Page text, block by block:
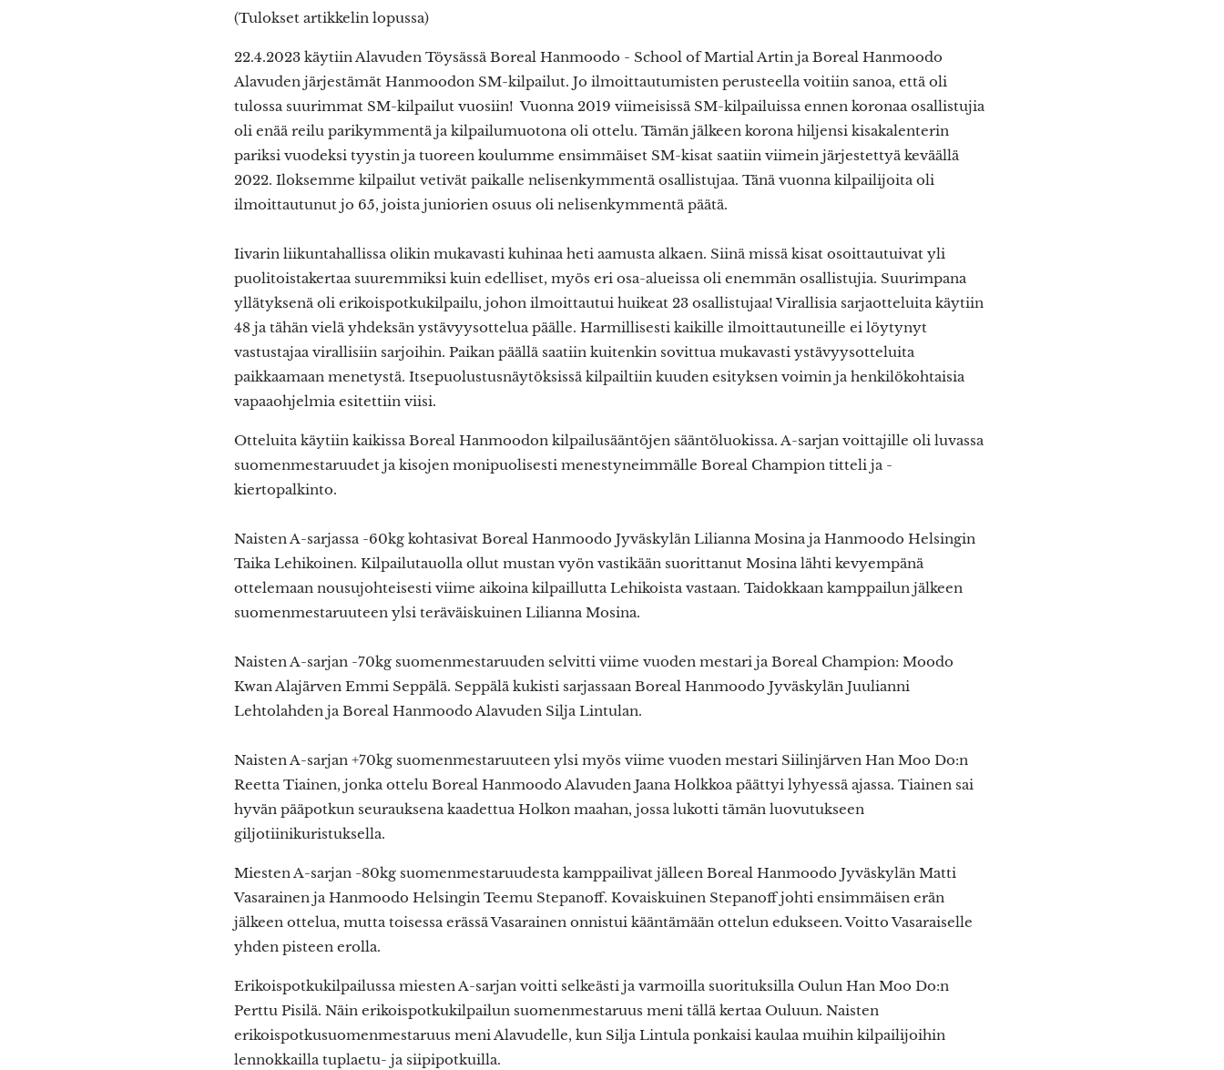
(Tulokset artikkelin lopussa)
22.4.2023 käytiin Alavuden Töysässä Boreal Hanmoodo - School of Martial Artin ja Boreal Hanmoodo
Alavuden järjestämät Hanmoodon SM-kilpailut. Jo ilmoittautumisten perusteella voitiin sanoa, että oli
tulossa suurimmat SM-kilpailut vuosiin! Vuonna 2019 viimeisissä SM-kilpailuissa ennen koronaa osallistujia
oli enää reilu parikymmentä ja kilpailumuotona oli ottelu. Tämän jälkeen korona hiljensi kisakalenterin
pariksi vuodeksi tyystin ja tuoreen koulumme ensimmäiset SM-kisat saatiin viimein järjestettyä keväällä
2022. Iloksemme kilpailut vetivät paikalle nelisenkymmentä osallistujaa. Tänä vuonna kilpailijoita oli
ilmoittautunut jo 65, joista juniorien osuus oli nelisenkymmentä päätä.
Iivarin liikuntahallissa olikin mukavasti kuhinaa heti aamusta alkaen. Siinä missä kisat osoittautuivat yli
puolitoistakertaa suuremmiksi kuin edelliset, myös eri osa-alueissa oli enemmän osallistujia. Suurimpana
yllätyksenä oli erikoispotkukilpailu, johon ilmoittautui huikeat 23 osallistujaa! Virallisia sarjaotteluita käytiin
48 ja tähän vielä yhdeksän ystävyysottelua päälle. Harmillisesti kaikille ilmoittautuneille ei löytynyt
vastustajaa virallisiin sarjoihin. Paikan päällä saatiin kuitenkin sovittua mukavasti ystävyysotteluita
paikkaamaan menetystä. Itsepuolustusnäytöksissä kilpailtiin kuuden esityksen voimin ja henkilökohtaisia
vapaaohjelmia esitettiin viisi.
Otteluita käytiin kaikissa Boreal Hanmoodon kilpailusääntöjen sääntöluokissa. A-sarjan voittajille oli luvassa
suomenmestaruudet ja kisojen monipuolisesti menestyneimmälle Boreal Champion titteli ja -
kiertopalkinto.
Naisten A-sarjassa -60kg kohtasivat Boreal Hanmoodo Jyväskylän Lilianna Mosina ja Hanmoodo Helsingin
Taika Lehikoinen. Kilpailutauolla ollut mustan vyön vastikään suorittanut Mosina lähti kevyempänä
ottelemaan nousujohteisesti viime aikoina kilpaillutta Lehikoista vastaan. Taidokkaan kamppailun jälkeen
suomenmestaruuteen ylsi teräväiskuinen Lilianna Mosina.
Naisten A-sarjan -70kg suomenmestaruuden selvitti viime vuoden mestari ja Boreal Champion: Moodo
Kwan Alajärven Emmi Seppälä. Seppälä kukisti sarjassaan Boreal Hanmoodo Jyväskylän Juulianni
Lehtolahden ja Boreal Hanmoodo Alavuden Silja Lintulan.
Naisten A-sarjan +70kg suomenmestaruuteen ylsi myös viime vuoden mestari Siilinjärven Han Moo Do:n
Reetta Tiainen, jonka ottelu Boreal Hanmoodo Alavuden Jaana Holkkoa päättyi lyhyessä ajassa. Tiainen sai
hyvän pääpotkun seurauksena kaadettua Holkon maahan, jossa lukotti tämän luovutukseen
giljotiinikuristuksella.
Miesten A-sarjan -80kg suomenmestaruudesta kamppailivat jälleen Boreal Hanmoodo Jyväskylän Matti
Vasarainen ja Hanmoodo Helsingin Teemu Stepanoff. Kovaiskuinen Stepanoff johti ensimmäisen erän
jälkeen ottelua, mutta toisessa erässä Vasarainen onnistui kääntämään ottelun edukseen. Voitto Vasaraiselle
yhden pisteen erolla.
Erikoispotkukilpailussa miesten A-sarjan voitti selkeästi ja varmoilla suorituksilla Oulun Han Moo Do:n
Perttu Pisilä. Näin erikoispotkukilpailun suomenmestaruus meni tällä kertaa Ouluun. Naisten
erikoispotkusuomenmestaruus meni Alavudelle, kun Silja Lintula ponkaisi kaulaa muihin kilpailijoihin
lennokkailla tuplaetu- ja siipipotkuilla.